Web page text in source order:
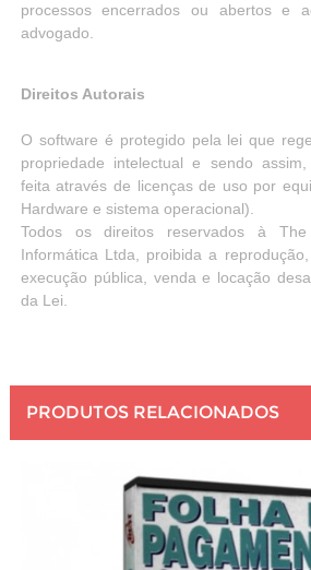
processos encerrados ou abertos e
advogado.
Direitos Autorais
O software é protegido pela lei que
propriedade intelectual e sendo
feita através de licenças de uso por
Hardware e sistema operacional).
Todos os direitos reservados à
Informática Ltda, proibida a reprodução,
execução pública, venda e locação
da Lei.
PRODUTOS RELACIONADOS